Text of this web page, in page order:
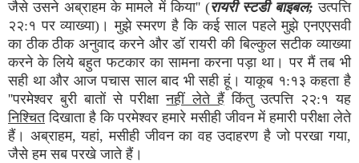
जैसे उसने अब्राहम के मामले में किया'' (रायरी स्टडी बाइबल;उत्पत्ति
२२:१ पर व्याख्या)। मुझे स्मरण है कि कई साल पहले मुझे एनएएसवी
का ठीक ठीक अनुवाद करने और डॉ रायरी की बिल्कुल सटीक व्याख्या
करने के लिये बहुत फटकार का सामना करना पड़ा था। पर मैं तब भी
सही था और आज पचास साल बाद भी सही हूं। याकूब १:१३ कहता है
''परमेश्वर बुरी बातों से परीक्षानहीं लेते हैंकिंतु उत्पत्ति २२:१ यह
निश्चितदिखाता है कि परमेश्वर हमारे मसीही जीवन में हमारी परीक्षा लेते
हैं। अब्राहम, यहां, मसीही जीवन का वह उदाहरण है जो परखा गया,
जैसे हम सब परखे जाते हैं।